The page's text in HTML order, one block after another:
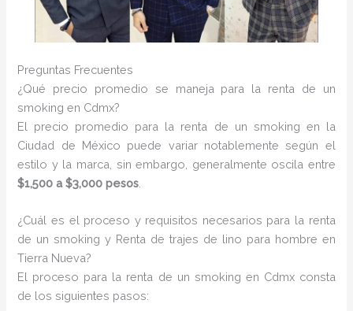
Preguntas Frecuentes
¿Qué precio promedio se maneja para la renta de un
smoking en Cdmx?
El precio promedio para la renta de un smoking en la
Ciudad de México puede variar notablemente según el
estilo y la marca, sin embargo, generalmente oscila entre
$1,500 a $3,000 pesos
¿Cuál es el proceso y requisitos necesarios para la renta
de un smoking y Renta de trajes de lino para hombre en
Tierra Nueva?
El proceso para la renta de un smoking en Cdmx consta
de los siguientes pasos: